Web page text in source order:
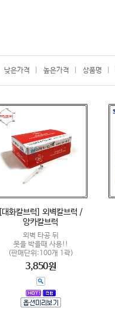
낮은가격 높은가격 상품명
[대화칼브럭] 외벽칼브럭 /
앙카칼브럭
외벽 타공 뒤
못을 박을때 사용!!
(판매단위:100개 1곽)
3,850원